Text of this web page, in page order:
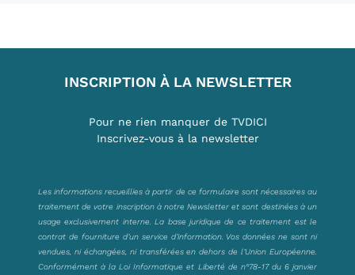
INSCRIPTION À LA NEWSLETTER
Pour ne rien manquer de TVDICI
Inscrivez-vous à la newsletter
Les informations recueillies à partir de ce formulaire sont nécessaires au
traitement de votre inscription à notre Newsletter et sont destinées à un
usage exclusivement interne. La base juridique de ce traitement est le
contrat de fourniture d’un service d’information. Vos données ne sont ni
vendues, ni échangées, ni transférées en dehors de l’Union Européenne.
Conformément à la Loi Informatique et Liberté de n°78-17 du 6 janvier